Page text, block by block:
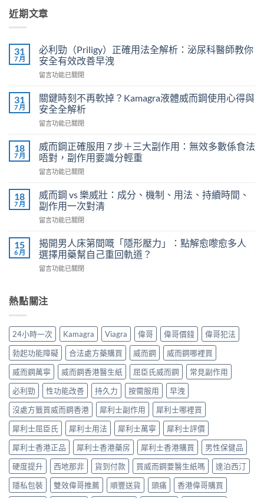
近期文章
31
7 月
必利勁（Priligy）正確用法全解析：泌尿科醫師教你
安全有效改善早洩
在
利
勁
（Priligy）
正
用
法
全
解
泌
尿
醫
教
你
安
效
改
早
洩〉
中
留言功能已關閉
31
7 月
關鍵時刻不再軟掉？Kamagra液體威而鋼使用心得與
安全全解析
在
鍵
時
刻
不
軟
掉？
Kamagra
液
威
而
使
得
全
全
解
析〉
中
留言功能已關閉
18
7 月
威而鋼正確服用 7 步＋三大副作用：無效多數係食法
唔對，副作用要識分輕重
在
而
鋼
正
確
用
7
步
＋
副
效
多
數
係
食
唔
對，
副
作
用
要
識
分
輕
重〉
留言功能已關閉
18
7 月
威而鋼 vs 樂威壯：成分、機制、用法、持續時間、
副作用一次對清
在
而
鋼
vs
樂
成
制、
用
法、
持
續
時
間、
副
作
用
一
次
對
清〉
中
留言功能已關閉
15
6 月
揭開男人床第間嘅「隱形壓力」：點解愈嚟愈多人
選擇用藥幫自己重回軌道？
在
男
人
第
嘅
「隱
形
壓
力」：
點
解
愈
嚟
愈
多
人
選
擇
用
留言功能已關閉
熱點關注
24小時一次 Kamagra Viagra 偉哥 偉哥價錢
偉哥犯法
勃起功能障礙
合法處方藥購買 威而鋼
威而鋼哪裡買
威而鋼萬寧
威而鋼香港醫生紙 屈臣氏威而鋼
常見副作用
必利勁
性功能改善 持久力 按需服用
早洩
沒處方籤買威而鋼香港
犀利士副作用
犀利士哪裡買
犀利士屈臣氏
犀利士用法 犀利士萬寧
犀利士評價
犀利士香港正品
犀利士香港藥房 犀利士香港購買
男性保健品
硬度提升
西地那非 貨到付款 買威而鋼要醫生紙嗎
達泊西汀
隱私包裝
雙效偉哥推薦 順豐送貨 頭痛 香港偉哥購買